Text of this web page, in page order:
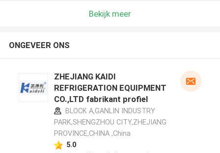
Bekijk meer
ONGEVEER ONS
ZHEJIANG KAIDI
REFRIGERATION EQUIPMENT
CO.,LTD fabrikant profiel
BLOCK A,GANLIN INDUSTRY
PARK,SHENGZHOU CITY,ZHEJIANG
PROVINCE,CHINA ,China
5.0